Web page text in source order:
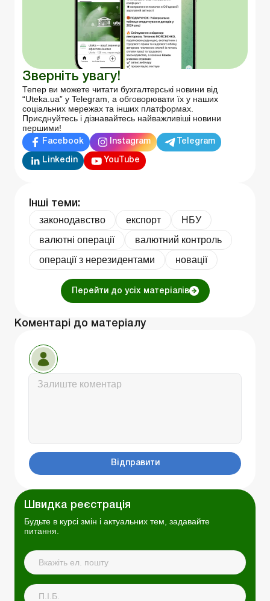
Зверніть увагу!
Тепер ви можете читати бухгалтерські новини від
“Uteka.ua” у Telegram, а обговорювати їх у наших
соціальних мережах та інших платформах.
Приєднуйтесь і дізнавайтесь найважливіші новини
першими!
Facebook Instagram Telegram
Linkedin YouTube
Інші теми:
законодавство експорт
НБУ
валютні операції
валютний контроль
операції з нерезидентами
новації
Перейти до усіх матеріалів
Коментарі до матеріалу
Відправити
Швидка реєстрація
Будьте в курсі змін і актуальних тем, задавайте
питання.